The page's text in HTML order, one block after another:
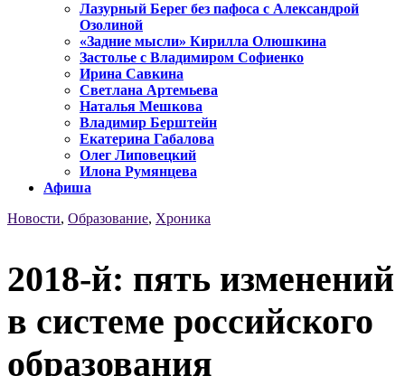
Лазурный Берег без пафоса с Александрой
Озолиной
«Задние мысли» Кирилла Олюшкина
Застолье с Владимиром Софиенко
Ирина Савкина
Светлана Артемьева
Наталья Мешкова
Владимир Берштейн
Екатерина Габалова
Олег Липовецкий
Илона Румянцева
Афиша
Новости, Образование, Хроника
2018-й: пять изменений
в системе российского
образования